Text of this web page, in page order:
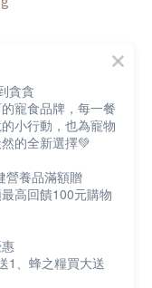
(UTC+8)
貪貪
寵食品牌，每一餐
小行動，也為寵物
的全新選擇💚
營養品滿額贈
高回饋100元購物
1、蜂之糧買大送